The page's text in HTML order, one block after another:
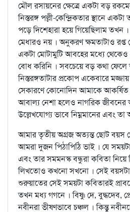
মৌল রসায়নের ক্ষেত্রে একটা বড়
নিস্তরঙ্গ পল্লী-কেন্দ্রিকতার স্থানে
পড়ে দিশেহারা হয়ে গিয়েছিলাম তখন
মেধারও নয় । অনুকরণ ক্ষমতাটাও রপ্ত
একটা মোটামুটি আবহের মধ্যে থেকেও
বোধ করিনি । সবচেয়ে বড় কথা ফেলে
নিস্তরঙ্গতাটার প্রকোপ একেবারে
সেকারণে কোনোদিন আমাকে আকর্ষিত
আবাল্য নেশা হলেও নাগরিক
উল্লেখযোগ্য ভাবে নিম্নমানের এবং তা
আমার তৃতীয় অগ্রজ অত্যন্ত ছোট বয়স
আমরা দুজন পিঠাপিঠি ভাই । যে
এবং তার সমমনস্ক বন্ধুরা কবিতা নিয়ে
লিখতোও কখনো সখনো । সেই বয়সটা
শুরুয়াতের সেই সময়টা কবিতারই
তখন মধ্য গগনে । বিষ্ণু দে, বুদ্ধদেব,
নবীনরা ভীষণভাবে চঞ্চল । কিন্তু